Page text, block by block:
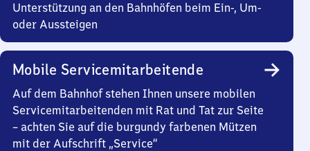
Unterstützung an den Bahnhöfen beim Ein-, Um-
oder Aussteigen
Mobile Servicemitarbeitende
Auf dem Bahnhof stehen Ihnen unsere mobilen
Servicemitarbeitenden mit Rat und Tat zur Seite
– achten Sie auf die burgundy farbenen Mützen
mit der Aufschrift „Service“